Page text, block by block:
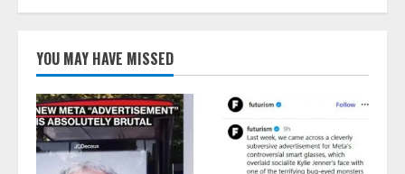
YOU MAY HAVE MISSED